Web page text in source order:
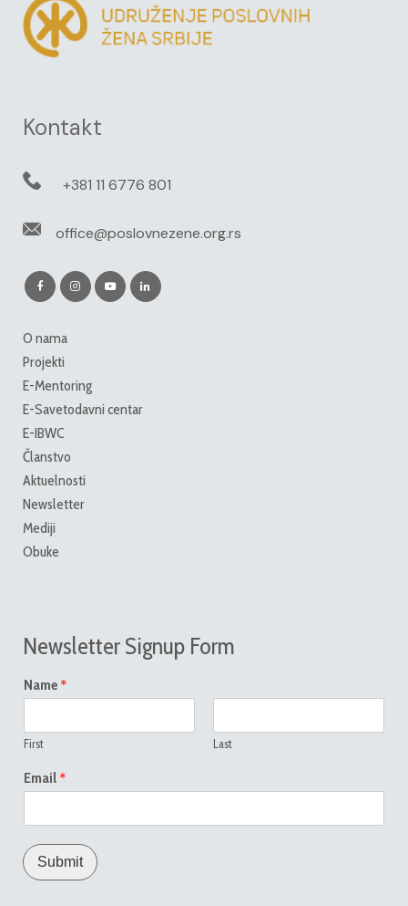
Kontakt
+381 11 6776 801
office@poslovnezene.org.rs
O nama
Projekti
E-Mentoring
E-Savetodavni centar
E-IBWC
Članstvo
Aktuelnosti
Newsletter
Mediji
Obuke
Newsletter Signup Form
Name *
First Last
Email *
Submit